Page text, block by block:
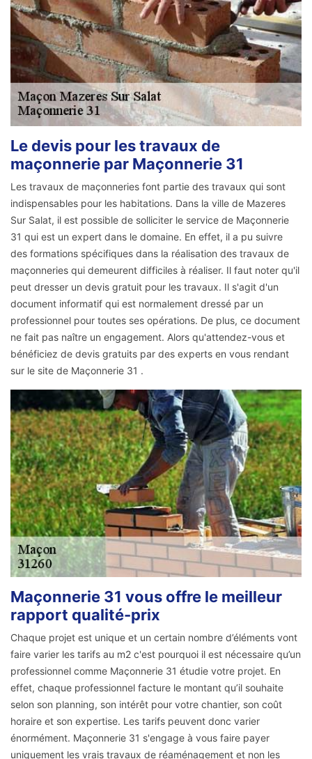
Le devis pour les travaux de
maçonnerie par Maçonnerie 31
Les travaux de maçonneries font partie des travaux qui sont
indispensables pour les habitations. Dans la ville de Mazeres
Sur Salat, il est possible de solliciter le service de Maçonnerie
31 qui est un expert dans le domaine. En effet, il a pu suivre
des formations spécifiques dans la réalisation des travaux de
maçonneries qui demeurent difficiles à réaliser. Il faut noter qu'il
peut dresser un devis gratuit pour les travaux. Il s'agit d'un
document informatif qui est normalement dressé par un
professionnel pour toutes ses opérations. De plus, ce document
ne fait pas naître un engagement. Alors qu'attendez-vous et
bénéficiez de devis gratuits par des experts en vous rendant
sur le site de Maçonnerie 31 .
Maçonnerie 31 vous offre le meilleur
rapport qualité-prix
Chaque projet est unique et un certain nombre d’éléments vont
faire varier les tarifs au m2 c'est pourquoi il est nécessaire qu’un
professionnel comme Maçonnerie 31 étudie votre projet. En
effet, chaque professionnel facture le montant qu’il souhaite
selon son planning, son intérêt pour votre chantier, son coût
horaire et son expertise. Les tarifs peuvent donc varier
énormément. Maçonnerie 31 s'engage à vous faire payer
uniquement les vrais travaux de réaménagement et non les